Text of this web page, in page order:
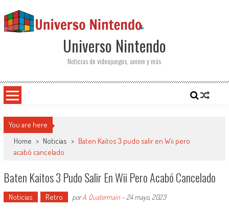
Universo Nintendo
Noticias de videojuegos, anime y más
You are here
Home > Noticias > Baten Kaitos 3 pudo salir en Wii pero
acabó cancelado
Baten Kaitos 3 Pudo Salir En Wii Pero Acabó Cancelado
Noticias Retro porA. Quatermain- 24 mayo, 2023